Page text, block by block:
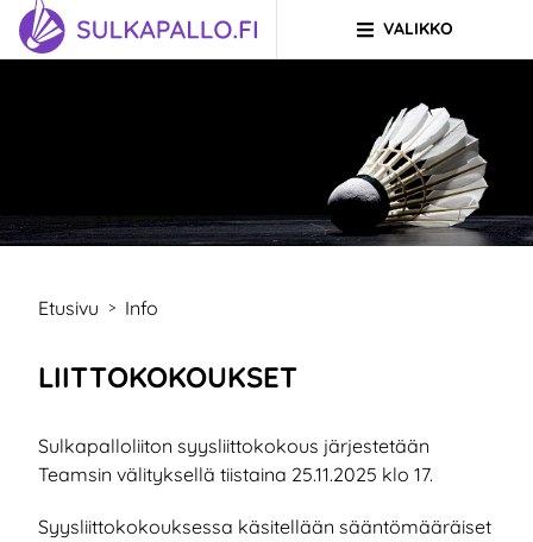
Siirry sivun sisältöön
SIIRRY ETUSIVULLE
VALIKKO
Etusivu > Info
LIITTOKOKOUKSET
Sulkapalloliiton syysliittokokous järjestetään
Teamsin välityksellä tiistaina 25.11.2025 klo 17.
Syysliittokokouksessa käsitellään sääntömääräiset